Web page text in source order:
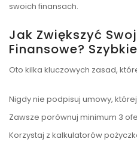
swoich finansach.
Jak Zwiększyć
Finansowe?
Oto kilka kluczowych zasad,
Nigdy nie podpisuj umowy,
Zawsze porównuj minimum 3
Korzystaj z kalkulatorów